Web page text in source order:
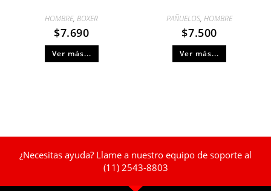
HOMBRE,BOXER
$7.690
Ver más...
PAÑUELOS,HOMBRE
$7.500
Ver más...
¿Necesitas ayuda? Llame a nuestro equipo de soporte al
(11) 2543-8803